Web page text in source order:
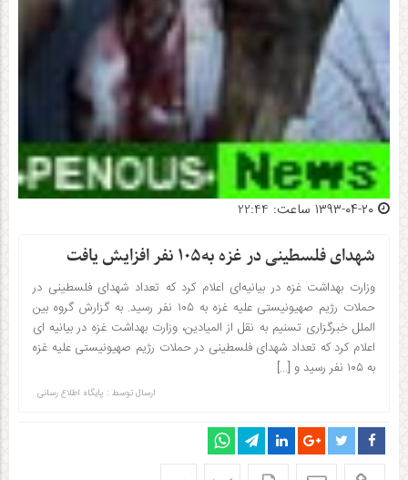
شهدای فلسطینی در غزه به۱۰۵ نفر افزایش یافت
وزارت بهداشت غزه در بیانیه‌ای اعلام کرد که تعداد شهدای فلسطینی در
حملات رژیم صهیونیستی علیه غزه به ۱۰۵ نفر رسید. به گزارش گروه بین
الملل خبرگزاری تسنیم به نقل از المیادین، وزارت بهداشت غزه در بیانیه ای
اعلام کرد که تعداد شهدای فلسطینی در حملات رژیم صهیونیستی علیه غزه
به ۱۰۵ نفر رسید و […]
ارسال توسط : پایگاه اطلاع رسانی